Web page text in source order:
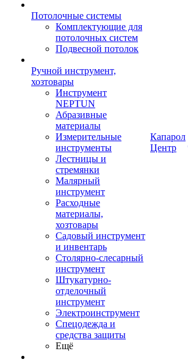
Потолочные системы
Комплектующие для
потолочных систем
Подвесной потолок
Ручной инструмент,
хозтовары
Инструмент
NEPTUN
Абразивные
материалы
Измерительные
инструменты
Лестницы и
стремянки
Малярный
инструмент
Расходные
материалы,
хозтовары
Садовый инструмент
и инвентарь
Столярно-слесарный
инструмент
Штукатурно-
отделочный
инструмент
Электроинструмент
Спецодежда и
средства защиты
Ещё
Капарол
Центр